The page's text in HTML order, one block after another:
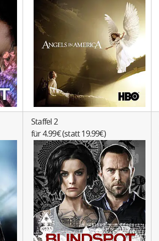
Staffel 2
für 4.99€ (statt 19.99€)